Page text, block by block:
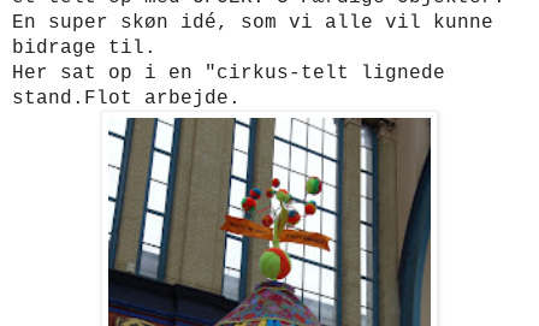
En super skøn idé, som vi alle vil kunne
bidrage til.
Her sat op i en "cirkus-telt lignede
stand. Flot arbejde.